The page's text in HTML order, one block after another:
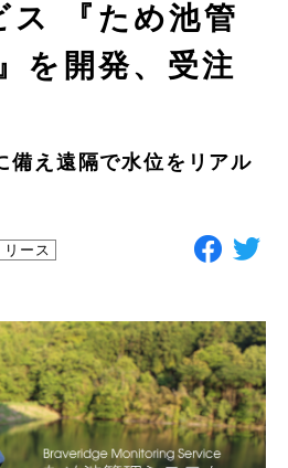
ス 『ため池管
を開発、受注
備え遠隔で水位をリアル
ース